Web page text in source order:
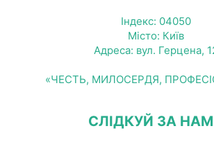
Індекс: 04050
Місто: Київ
Адреса: вул. Герцена,
«ЧЕСТЬ, МИЛОСЕРДЯ,
СЛІДКУЙ ЗА